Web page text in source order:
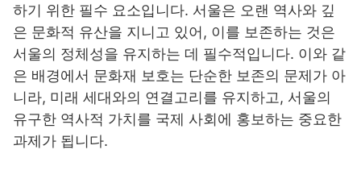
하기 위한 필수 요소입니다. 서울은 오랜 역사와 깊
은 문화적 유산을 지니고 있어, 이를 보존하는 것은
서울의 정체성을 유지하는 데 필수적입니다. 이와 같
은 배경에서 문화재 보호는 단순한 보존의 문제가 아
니라, 미래 세대와의 연결고리를 유지하고, 서울의
유구한 역사적 가치를 국제 사회에 홍보하는 중요한
과제가 됩니다.